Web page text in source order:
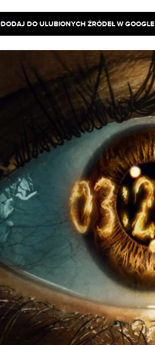
DODAJ DO ULUBIONYCH ŹRÓDEŁ W GOOGLE